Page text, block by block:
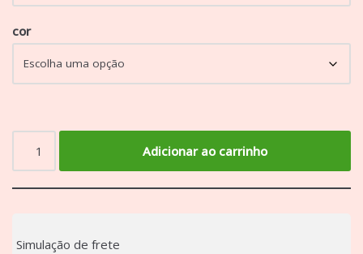
cor
Adicionar ao carrinho
Simulação de frete